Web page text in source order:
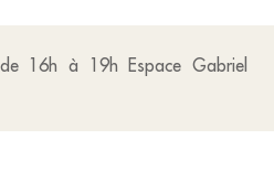
16h à 19h Espace Gabriel